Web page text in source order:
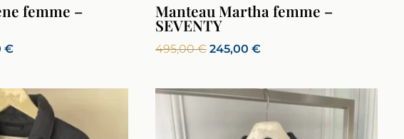
femme –
€.
€Le
actuel
est :
220,00 €.
Manteau Martha femme –
SEVENTY
495,00€ Le
initial
était :
495,00 €.
245,00€Le
actuel
est :
245,00 €.